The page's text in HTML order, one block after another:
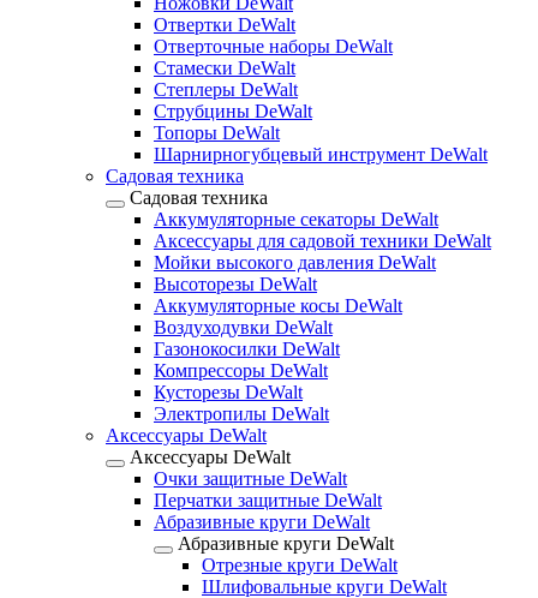
Отвертки DeWalt
Отверточные наборы DeWalt
Стамески DeWalt
Степлеры DeWalt
Струбцины DeWalt
Топоры DeWalt
Шарнирногубцевый инструмент DeWalt
Садовая техника
Садовая техника
Аккумуляторные секаторы DeWalt
Аксессуары для садовой техники DeWalt
Мойки высокого давления DeWalt
Высоторезы DeWalt
Аккумуляторные косы DeWalt
Воздуходувки DeWalt
Газонокосилки DeWalt
Компрессоры DeWalt
Кусторезы DeWalt
Электропилы DeWalt
Аксессуары DeWalt
Аксессуары DeWalt
Очки защитные DeWalt
Перчатки защитные DeWalt
Абразивные круги DeWalt
Абразивные круги DeWalt
Отрезные круги DeWalt
Шлифовальные круги DeWalt